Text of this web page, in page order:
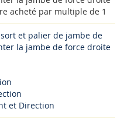
acheté par multiple de 1
et palier de jambe de
la jambe de force droite
et Direction